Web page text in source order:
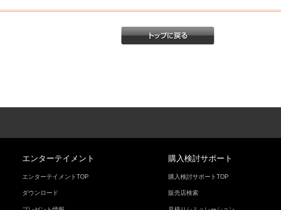
エンターテイメント
エンターテイメントTOP
ダウンロード
購入検討サポート
購入検討サポートTOP
販売店検索